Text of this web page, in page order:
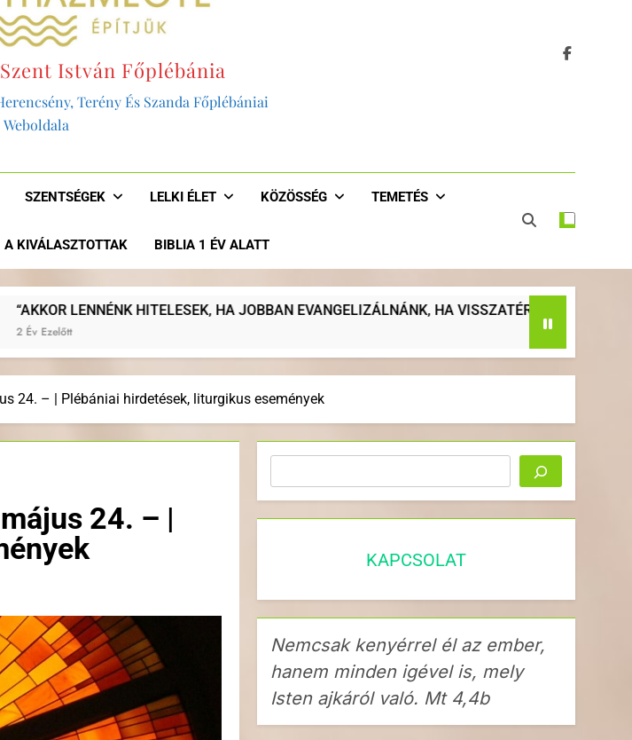
István Főplébánia
Terény És Szanda Főplébániai
Weboldala
SZENTSÉGEK LELKI ÉLET KÖZÖSSÉG TEMETÉS
A KIVÁLASZTOTTAK BIBLIA 1 ÉV ALATT
EVANGELIZÁLNÁNK, HA VISSZATÉRNÉNK AZ EGYHÁZ EREDETI KÜLDETÉSÉHEZ” –
24. – | Plébániai hirdetések, liturgikus események
24. – |
KAPCSOLAT
Nemcsak kenyérrel él az ember,
hanem minden igével is, mely
Isten ajkáról való. Mt 4,4b